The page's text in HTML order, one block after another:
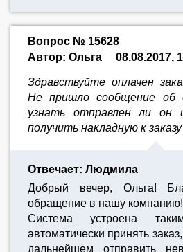
Вопрос № 15628
Автор: Ольга
08.08.2017,
Здравствуйте оплачен
Не пришло сообщение об
узнать отправлен ли
получить накладную к заказу
Отвечает: Людмила
Добрый вечер, Ольга!
обращение в нашу компанию!
Система устроена
автоматически принять
дальнейшем отправить